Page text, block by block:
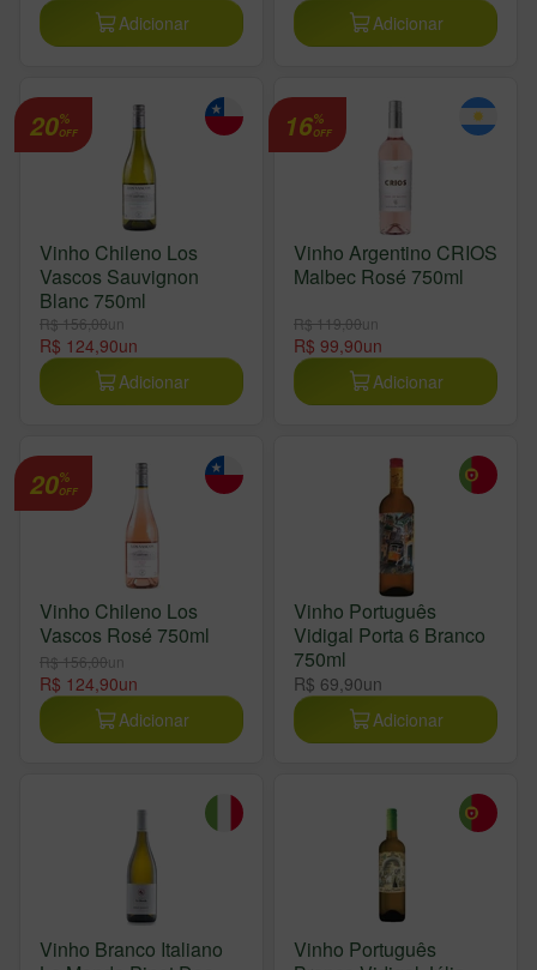
Adicionar
Adicionar
20%
OFF
Vinho Chileno Los
Vascos Sauvignon
Blanc 750ml
R$ 156,00un
R$ 124,90un
Adicionar
16%
OFF
Vinho Argentino CRIOS
Malbec Rosé 750ml
R$ 119,00un
R$ 99,90un
Adicionar
20%
OFF
Vinho Chileno Los
Vascos Rosé 750ml
R$ 156,00un
R$ 124,90un
Adicionar
Vinho Português
Vidigal Porta 6 Branco
750ml
R$ 69,90un
Adicionar
Vinho Branco Italiano
Vinho Português